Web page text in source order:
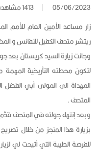
05/06/2023
1413 مشاهدة
زار مساعد الأمين العام للأمم
ريتشر متحف الكفيل للنفائس و
وجائت زيارة السيد كريستان بعد
لتكون محطته التأريخية
المهداة الى المولى أبي
المتحف .
وبعد إنتهاء جولته في المتحف
بزيارة هذا المنجز من خلال
للفرصة الطيبة التي أتيحت لي